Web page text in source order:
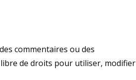
commentaires ou des
de droits pour utiliser, modifier